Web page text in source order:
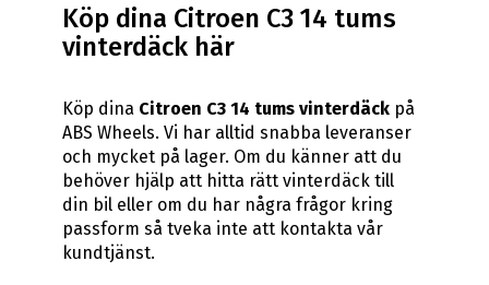
Köp dina Citroen C3 14 tums
vinterdäck här
Köp dina Citroen C3 14 tums vinterdäck på
ABS Wheels. Vi har alltid snabba leveranser
och mycket på lager. Om du känner att du
behöver hjälp att hitta rätt vinterdäck till
din bil eller om du har några frågor kring
passform så tveka inte att kontakta vår
kundtjänst.